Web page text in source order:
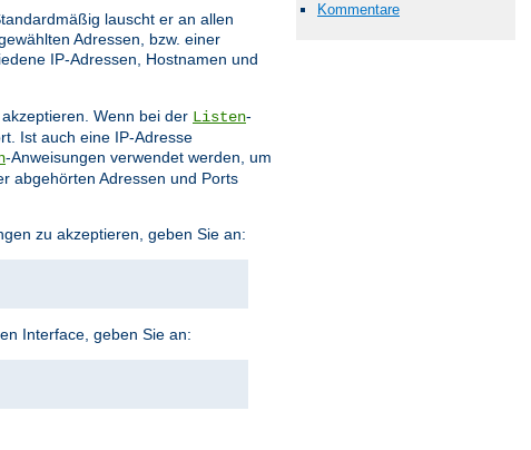
Kommentare
lauscht er an allen
Adressen, bzw. einer
IP-Adressen, Hostnamen und
Wenn bei der Listen-
Ist auch eine IP-Adresse
-Anweisungen verwendet werden, um
abgehörten Adressen und Ports
zu akzeptieren, geben Sie an:
Interface, geben Sie an: